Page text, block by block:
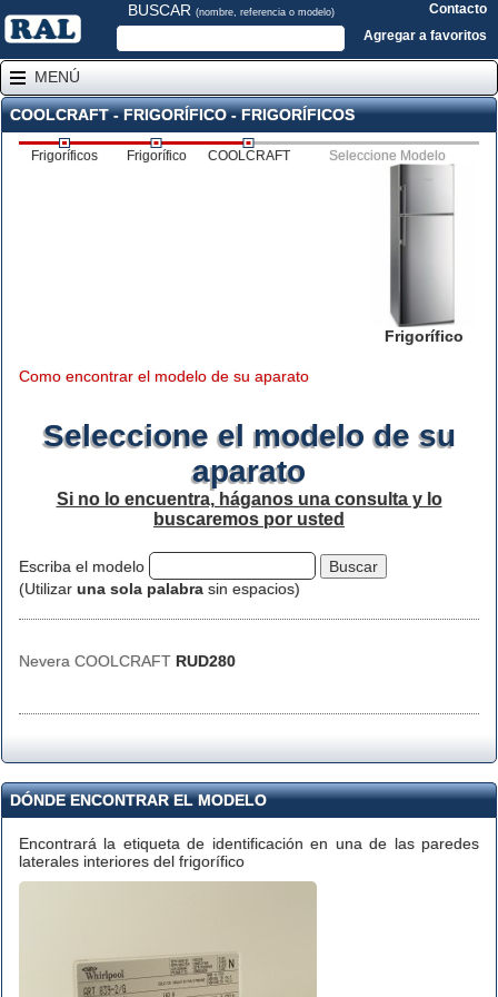
BUSCAR (nombre, referencia o modelo)
Contacto
Agregar a favoritos
MENÚ
COOLCRAFT - FRIGORÍFICO - FRIGORÍFICOS
Frigoríficos Frigorífico COOLCRAFT Seleccione Modelo
Frigorífico
Como encontrar el modelo de su aparato
Seleccione el modelo de su
aparato
Si no lo encuentra, háganos una consulta y lo
buscaremos por usted
Escriba el modelo
(Utilizar una sola palabra sin espacios)
Nevera COOLCRAFT RUD280
DÓNDE ENCONTRAR EL MODELO
Encontrará la etiqueta de identificación en una de las paredes
laterales interiores del frigorífico